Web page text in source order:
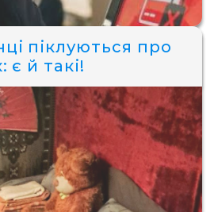
піклуються про
є й такі!